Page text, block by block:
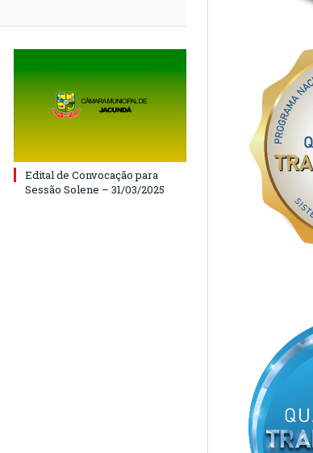
Edital de Convocação para
Sessão Solene – 31/03/2025